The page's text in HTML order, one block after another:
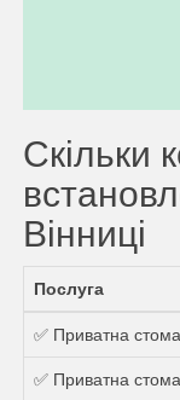
Скільки
Вінниці
Послуга
✅ Приватна
✅ Приватна